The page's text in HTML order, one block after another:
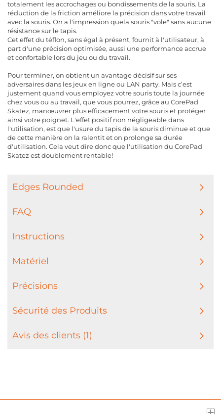
totalement les accrochages ou bondissements de la souris. La
réduction de la friction améliore la précision dans votre travail
avec la souris. On a l'impression quela souris "vole" sans aucune
résistance sur le tapis.
Cet effet du téflon, sans égal à présent, fournit à l'utilisateur, à
part d'une précision optimisée, aussi une performance accrue
et confortable lors du jeu ou du travail.
Pour terminer, on obtient un avantage décisif sur ses
adversaires dans les jeux en ligne ou LAN party. Mais c’est
justement quand vous employez votre souris toute la journée
chez vous ou au travail, que vous pourrez, grâce au CorePad
Skatez, manœuvrer plus efficacement votre souris et protéger
ainsi votre poignet. L'effet positif non négligeable dans
l'utilisation, est que l'usure du tapis de la souris diminue et que
de cette manière on la ralentit et on prolonge sa durée
d'utilisation. Cela veut dire donc que l'utilisation du CorePad
Skatez est doublement rentable!
Edges Rounded
FAQ
Instructions
Matériel
Précisions
Sécurité des Produits
Avis des clients (1)